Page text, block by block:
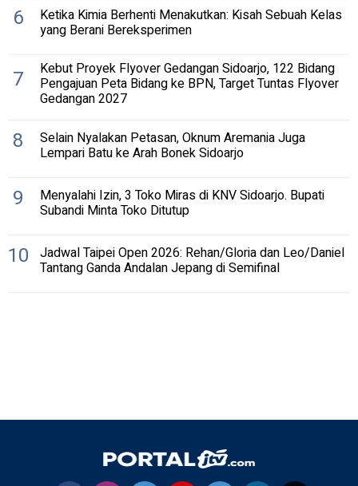
6 Ketika Kimia Berhenti Menakutkan: Kisah Sebuah Kelas
yang Berani Bereksperimen
7 Kebut Proyek Flyover Gedangan Sidoarjo, 122 Bidang
Pengajuan Peta Bidang ke BPN, Target Tuntas Flyover
Gedangan 2027
8 Selain Nyalakan Petasan, Oknum Aremania Juga
Lempari Batu ke Arah Bonek Sidoarjo
9 Menyalahi Izin, 3 Toko Miras di KNV Sidoarjo. Bupati
Subandi Minta Toko Ditutup
10 Jadwal Taipei Open 2026: Rehan/Gloria dan Leo/Daniel
Tantang Ganda Andalan Jepang di Semifinal